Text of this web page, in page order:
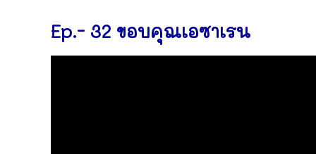
Ep.- 32 ขอบคุณเอซาเรน